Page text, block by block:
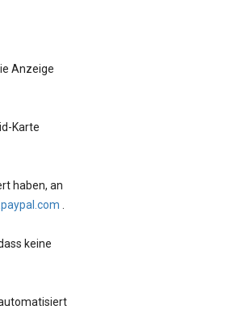
Anzeige
Karte
haben, an
keine